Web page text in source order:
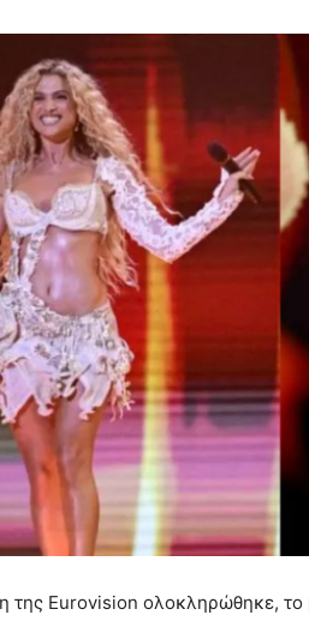
της Eurovision ολοκληρώθηκε,